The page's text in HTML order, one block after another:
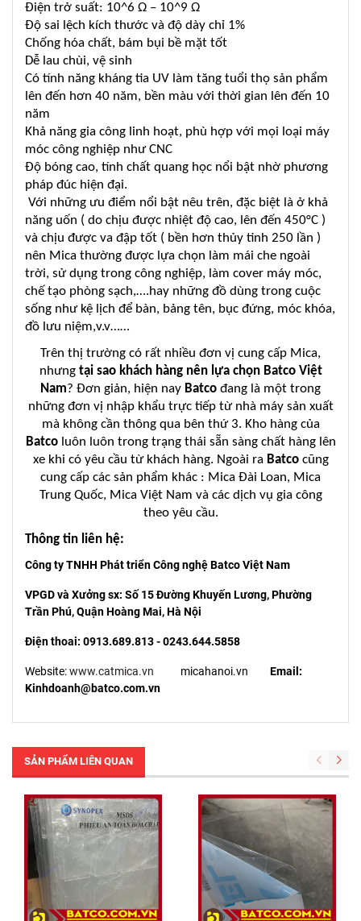
Điện trở suất: 10^6 Ω – 10^9 Ω
Độ sai lệch kích thước và độ dày chỉ 1%
Chống hóa chất, bám bụi bề mặt tốt
Dễ lau chùi, vệ sinh
Có tính năng kháng tia UV làm tăng tuổi thọ sản phẩm
lên đến hơn 40 năm, bền màu với thời gian lên đến 10
năm
Khả năng gia công linh hoạt, phù hợp với mọi loại máy
móc công nghiệp như CNC
Độ bóng cao, tính chất quang học nổi bật nhờ phương
pháp đúc hiện đại.
Với những ưu điểm nổi bật nêu trên, đặc biệt là ở khả
năng uốn ( do chịu được nhiệt độ cao, lên đến 450°C )
và chịu được va đập tốt ( bền hơn thủy tinh 250 lần )
nên Mica thường được lựa chọn làm mái che ngoài
trời, sử dụng trong công nghiệp, làm cover máy móc,
chế tạo phòng sạch,….hay những đồ dùng trong cuộc
sống như kệ lịch để bàn, bảng tên, bục đứng, móc khóa,
đồ lưu niệm,v.v……
Trên thị trường có rất nhiều đơn vị cung cấp Mica,
nhưng tại sao khách hàng nên lựa chọn Batco Việt
Nam? Đơn giản, hiện nay Batco đang là một trong
những đơn vị nhập khẩu trực tiếp từ nhà máy sản xuất
mà không cần thông qua bên thứ 3. Kho hàng của
Batcoluôn luôn trong trạng thái sẵn sàng chất hàng lên
xe khi có yêu cầu từ khách hàng. Ngoài ra Batcocũng
cung cấp các sản phẩm khác : Mica Đài Loan, Mica
Trung Quốc, Mica Việt Nam và các dịch vụ gia công
theo yêu cầu.
Thông tin liên hệ:
Công ty TNHH Phát triển Công nghệ Batco Việt Nam
VPGD và Xưởng sx: Số 15 Đường Khuyến Lương, Phường
Trần Phú, Quận Hoàng Mai, Hà Nội
Điện thoai: 0913.689.813 - 0243.644.5858
Website:www.catmica.vn micahanoi.vn Email:
Kinhdoanh@batco.com.vn
SẢN PHẨM LIÊN QUAN